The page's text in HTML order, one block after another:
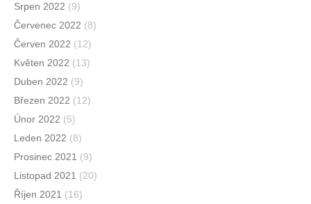
Srpen 2022 (9)
Červenec 2022 (8)
Červen 2022 (12)
Květen 2022 (13)
Duben 2022 (9)
Březen 2022 (12)
Únor 2022 (5)
Leden 2022 (8)
Prosinec 2021 (9)
Listopad 2021 (20)
Říjen 2021 (16)